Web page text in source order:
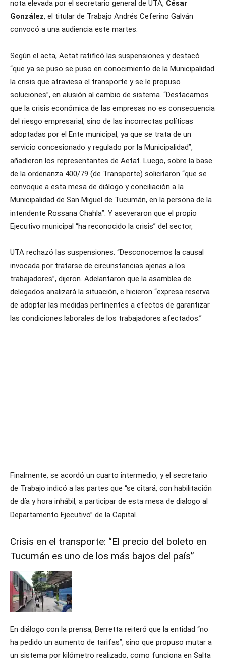
nota elevada por el secretario general de UTA, César
González, el titular de Trabajo Andrés Ceferino Galván
convocó a una audiencia este martes.
Según el acta, Aetat ratificó las suspensiones y destacó
“que ya se puso se puso en conocimiento de la Municipalidad
la crisis que atraviesa el transporte y se le propuso
soluciones”, en alusión al cambio de sistema. “Destacamos
que la crisis económica de las empresas no es consecuencia
del riesgo empresarial, sino de las incorrectas políticas
adoptadas por el Ente municipal, ya que se trata de un
servicio concesionado y regulado por la Municipalidad”,
añadieron los representantes de Aetat. Luego, sobre la base
de la ordenanza 400/79 (de Transporte) solicitaron “que se
convoque a esta mesa de diálogo y conciliación a la
Municipalidad de San Miguel de Tucumán, en la persona de la
intendente Rossana Chahla”. Y aseveraron que el propio
Ejecutivo municipal “ha reconocido la crisis” del sector,
UTA rechazó las suspensiones. “Desconocemos la causal
invocada por tratarse de circunstancias ajenas a los
trabajadores”, dijeron. Adelantaron que la asamblea de
delegados analizará la situación, e hicieron “expresa reserva
de adoptar las medidas pertinentes a efectos de garantizar
las condiciones laborales de los trabajadores afectados.”
Finalmente, se acordó un cuarto intermedio, y el secretario
de Trabajo indicó a las partes que “se citará, con habilitación
de día y hora inhábil, a participar de esta mesa de dialogo al
Departamento Ejecutivo” de la Capital.
Crisis en el transporte: “El precio del boleto en
Tucumán es uno de los más bajos del país”
En diálogo con la prensa, Berretta reiteró que la entidad “no
ha pedido un aumento de tarifas”, sino que propuso mutar a
un sistema por kilómetro realizado, como funciona en Salta